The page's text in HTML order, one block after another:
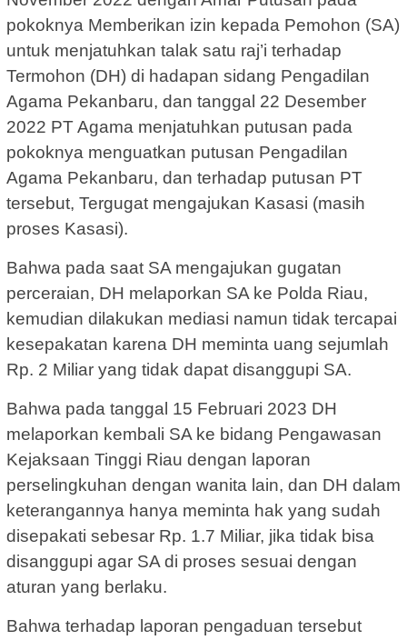
pokoknya Memberikan izin kepada Pemohon (SA)
untuk menjatuhkan talak satu raj’i terhadap
Termohon (DH) di hadapan sidang Pengadilan
Agama Pekanbaru, dan tanggal 22 Desember
2022 PT Agama menjatuhkan putusan pada
pokoknya menguatkan putusan Pengadilan
Agama Pekanbaru, dan terhadap putusan PT
tersebut, Tergugat mengajukan Kasasi (masih
proses Kasasi).
Bahwa pada saat SA mengajukan gugatan
perceraian, DH melaporkan SA ke Polda Riau,
kemudian dilakukan mediasi namun tidak tercapai
kesepakatan karena DH meminta uang sejumlah
Rp. 2 Miliar yang tidak dapat disanggupi SA.
Bahwa pada tanggal 15 Februari 2023 DH
melaporkan kembali SA ke bidang Pengawasan
Kejaksaan Tinggi Riau dengan laporan
perselingkuhan dengan wanita lain, dan DH dalam
keterangannya hanya meminta hak yang sudah
disepakati sebesar Rp. 1.7 Miliar, jika tidak bisa
disanggupi agar SA di proses sesuai dengan
aturan yang berlaku.
Bahwa terhadap laporan pengaduan tersebut